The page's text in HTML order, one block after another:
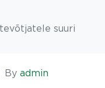
suuri
By admin